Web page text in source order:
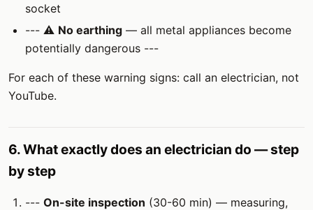
socket
--- ⚠️ No earthing — all metal appliances become
potentially dangerous ---
For each of these warning signs: call an electrician, not
YouTube.
6. What exactly does an electrician do — step
by step
--- On-site inspection (30-60 min) — measuring,